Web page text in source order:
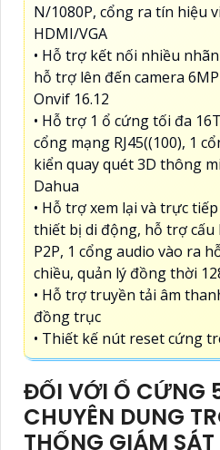
N/1080P, cổng ra tín hiệu
HDMI/VGA
• Hỗ trợ kết nối nhiều
hỗ trợ lên đến camera
Onvif 16.12
• Hỗ trợ 1 ổ cứng tối đa
cổng mạng RJ45((100), 1
kiển quay quét 3D thông
Dahua
• Hỗ trợ xem lại và trực
thiết bị di động, hỗ trợ
P2P, 1 cổng audio vào ra
chiều, quản lý đồng thời
• Hỗ trợ truyền tải âm
đồng trục
• Thiết kế nút reset cứng
ĐỐI VỚI Ổ CỨNG
CHUYÊN DUNG
THỐNG GIÁM